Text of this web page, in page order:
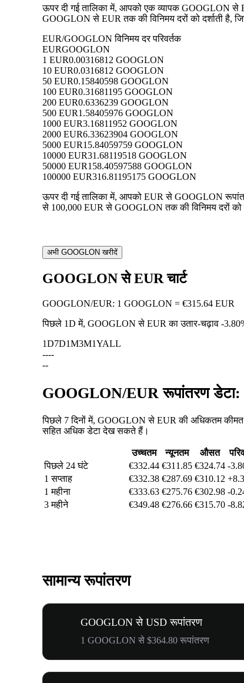
ऊपर दी गई तालिका में, आपको एक व्यापक GOOGLON से
GOOGLON से EUR तक की विनिमय दरों को दर्शाती
EUR/GOOGLON विनिमय दर परिवर्तक
EURGOOGLON
1 EUR0.00316812 GOOGLON
10 EUR0.0316812 GOOGLON
50 EUR0.15840598 GOOGLON
100 EUR0.31681195 GOOGLON
200 EUR0.6336239 GOOGLON
500 EUR1.58405976 GOOGLON
1000 EUR3.16811952 GOOGLON
2000 EUR6.33623904 GOOGLON
5000 EUR15.84059759 GOOGLON
10000 EUR31.68119518 GOOGLON
50000 EUR158.40597588 GOOGLON
100000 EUR316.81195175 GOOGLON
ऊपर दी गई तालिका में, आपको EUR से GOOGLON
से 100,000 EUR से GOOGLON तक की विनिमय दरों
अभी GOOGLON खरीदें
GOOGLON से EUR चार्ट
GOOGLON/EUR: 1 GOOGLON = €315.64 EUR
पिछले 1D में, GOOGLON से EUR का उतार-चढ़ाव -
1D7D1M3M1YALL
----
--
GOOGLON/EUR रूपांतरण डेटा:
पिछले 7 दिनों में, GOOGLON से EUR की अधिकतम
सहित अधिक डेटा देख सकते हैं।
उच्चतम न्यूनतम औसत
पिछले 24 घंटे
€332.44 €311.85 €324.74 -
1 सप्ताह
€332.38 €287.69 €310.12
1 महीना
€333.63 €275.76 €302.98 -
3 महीने
€349.48 €276.66 €315.70 -
सामान्य रूपांतरण
GOOGLON से USD रूपांतरण
1 GOOGLON से $364.80 रूपांतरण